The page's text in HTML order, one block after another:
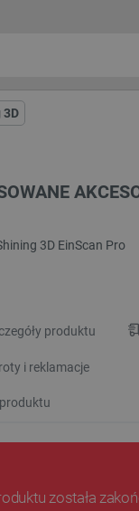
3D
3D EinScan Pro
produktu
i reklamacje
została